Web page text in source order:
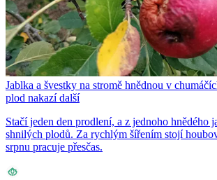
Jablka a švestky na stromě hnědnou v
plod nakazí další
Stačí jeden den prodlení, a z jednoho hnědého
shnilých plodů. Za rychlým šířením stojí
srpnu pracuje přesčas.